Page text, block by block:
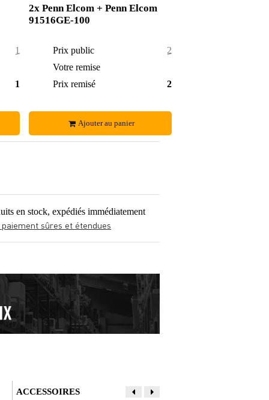
19,70 €
18,40 €
2x Penn Elcom + Penn Elcom
91516GE-100
Prix public
24,35 €
Votre remise
Prix remisé
22,45 €
Ajouter au panier
en stock, expédiés immédiatement
sûres et étendues
ACCESSOIRES